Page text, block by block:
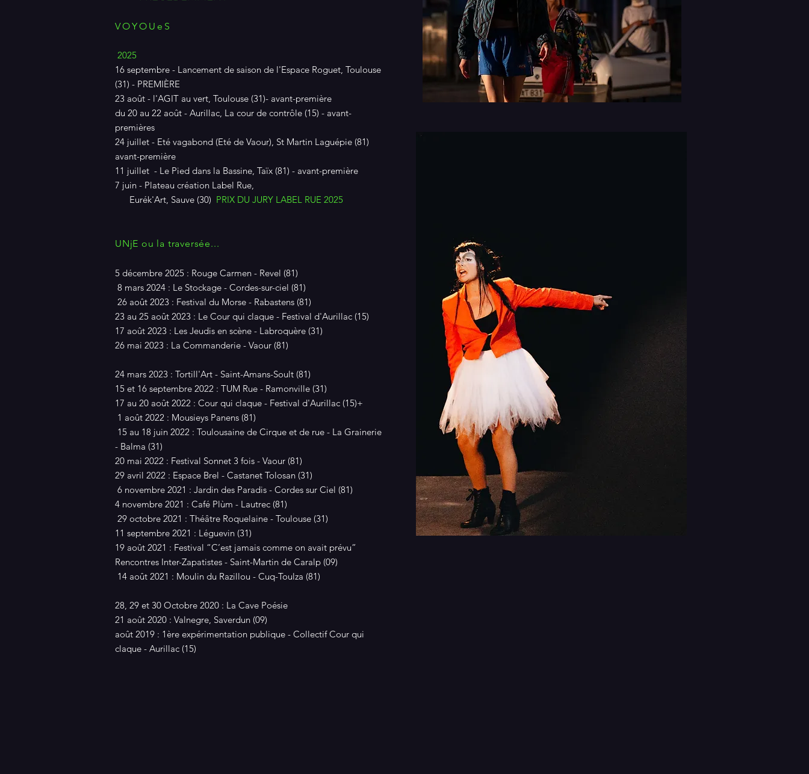
VOYOUeS
2025
16 septembre - Lancement de saison de l'Espace Roguet, Toulouse
(31) - PREMIÈRE​
23 août - l'AGIT au vert, Toulouse (31)- avant-première
du 20 au 22 août - Aurillac, La cour de contrôle (15) - avant-
premières​
24 juillet - Eté vagabond (Eté de Vaour), St Martin Laguépie (81)
avant-première
11 juillet - Le Pied dans la Bassine, Taïx (81) - avant-première
7 juin - Plateau création Label Rue,
Eurék'Art, Sauve (30) PRIX DU JURY LABEL RUE 2025
UNjE ou la traversée...
5 décembre 2025 : Rouge Carmen - Revel (81)
8 mars 2024 : Le Stockage - Cordes-sur-ciel (81)
26 août 2023 : Festival du Morse - Rabastens (81)
23 au 25 août 2023 : Le Cour qui claque - Festival d'Aurillac (15)
17 août 2023 : Les Jeudis en scène - Labroquère (31)
26 mai 2023 : La Commanderie - Vaour (81)
24 mars 2023 : Tortill'Art - Saint-Amans-Soult (81)
15 et 16 septembre 2022 : TUM Rue - Ramonville (31)
17 au 20 août 2022 : Cour qui claque - Festival d'Aurillac (15)+
1 août 2022 : Mousieys Panens (81)
15 au 18 juin 2022 : Toulousaine de Cirque et de rue - La Grainerie
- Balma (31)
20 mai 2022 : Festival Sonnet 3 fois - Vaour (81)
29 avril 2022 : Espace Brel - Castanet Tolosan (31)
6 novembre 2021 : Jardin des Paradis - Cordes sur Ciel (81)
4 novembre 2021 : Café Plùm - Lautrec (81)
29 octobre 2021 : Théâtre Roquelaine - Toulouse (31)
11 septembre 2021 : Léguevin (31)
19 août 2021 : Festival “C’est jamais comme on avait prévu”
Rencontres Inter-Zapatistes - Saint-Martin de Caralp (09)
14 août 2021 : Moulin du Razillou - Cuq-Toulza (81)
28, 29 et 30 Octobre 2020 : La Cave Poésie
21 août 2020 : Valnegre, Saverdun (09)
août 2019 : 1ère expérimentation publique - Collectif Cour qui
claque - Aurillac (15)